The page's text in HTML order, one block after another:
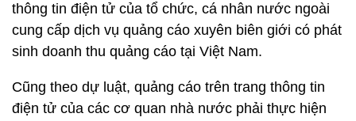
thông tin điện tử của tổ chức, cá nhân nước ngoài
cung cấp dịch vụ quảng cáo xuyên biên giới có phát
sinh doanh thu quảng cáo tại Việt Nam.
Cũng theo dự luật, quảng cáo trên trang thông tin
điện tử của các cơ quan nhà nước phải thực hiện